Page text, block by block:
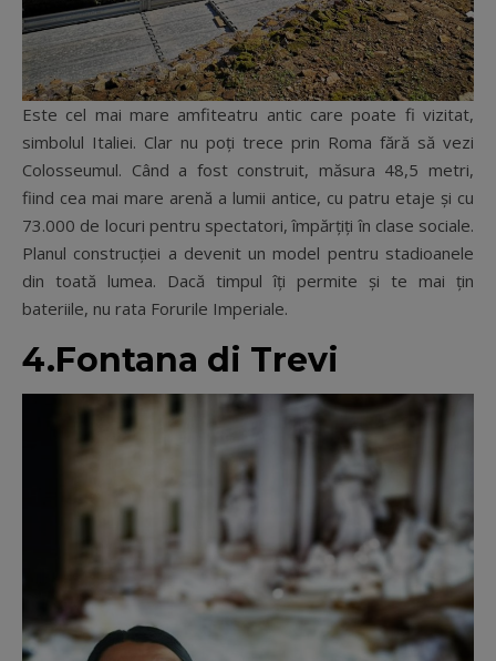
Este cel mai mare amfiteatru antic care poate fi vizitat,
simbolul Italiei. Clar nu poţi trece prin Roma fără să vezi
Colosseumul. Când a fost construit, măsura 48,5 metri,
fiind cea mai mare arenă a lumii antice, cu patru etaje și cu
73.000 de locuri pentru spectatori, împărțiți în clase sociale.
Planul construcției a devenit un model pentru stadioanele
din toată lumea. Dacă timpul îți permite și te mai țin
bateriile, nu rata Forurile Imperiale.
4.Fontana di Trevi